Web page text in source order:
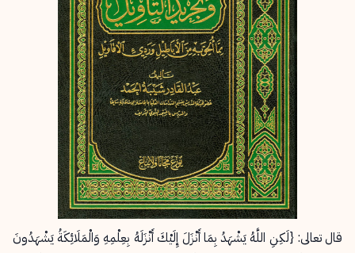
قال تعالى: {لَكِنِ اللَّهُ يَشْهَدُ بِمَا أَنْزَلَ إِلَيْكَ أَنْزَلَهُ بِعِلْمِهِ وَالْمَلَائِكَةُ يَشْهَدُونَ